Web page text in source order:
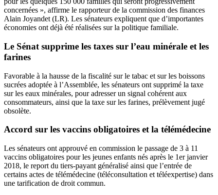
concernées », affirme le rapporteur de la commission des finances
Alain Joyandet (LR). Les sénateurs expliquent que d’importantes
économies ont déjà été réalisées sur la politique familiale.
Le Sénat supprime les taxes sur l’eau minérale et les
farines
Favorable à la hausse de la fiscalité sur le tabac et sur les boissons
sucrées adoptée à l’Assemblée, les sénateurs ont supprimé la taxe
sur les eaux minérales, pour adresser un signal cohérent aux
consommateurs, ainsi que la taxe sur les farines, prélèvement jugé
obsolète.
Accord sur les vaccins obligatoires et la télémédecine
Les sénateurs ont approuvé en commission le passage de 3 à 11
vaccins obligatoires pour les jeunes enfants nés après le 1er janvier
2018, le report du tiers-payant généralisé ainsi que l’entrée de
certains actes de télémédecine (téléconsultation et téléexpertise) dans
une tarification de droit commun.